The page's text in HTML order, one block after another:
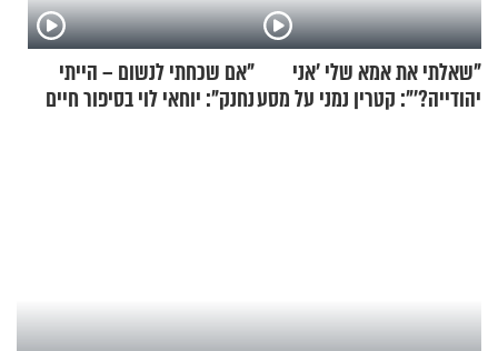
"שאלתי את אמא שלי 'אני
יהודייה?'": קטרין נמני על מסע
"אם שכחתי לנשום – הייתי
נחנק": יוחאי לוי בסיפור חיים